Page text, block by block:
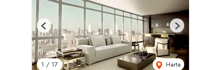
1 / 17 Harta
Previous Next